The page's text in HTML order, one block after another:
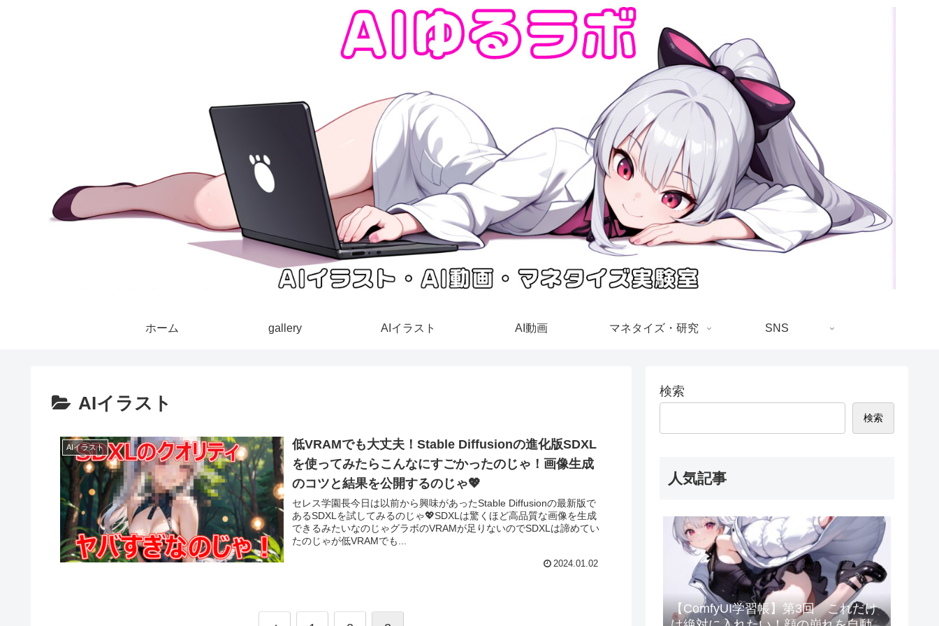
ホーム gallery AIイラスト AI動画 マネタイズ・研究 SNS
AIイラスト
AIイラスト
低VRAMでも大丈夫！Stable Diffusionの進化版SDXL
を使ってみたらこんなにすごかったのじゃ！画像生成
のコツと結果を公開するのじゃ💖
セレス学園長今日は以前から興味があったStable Diffusionの最新版で
あるSDXLを試してみるのじゃ💖SDXLは驚くほど高品質な画像を生成
できるみたいなのじゃグラボのVRAMが足りないのでSDXLは諦めてい
たのじゃが低VRAMでも...
2024.01.02
検索
検索
人気記事
【ComfyUI学習帳】第3回 これだけ